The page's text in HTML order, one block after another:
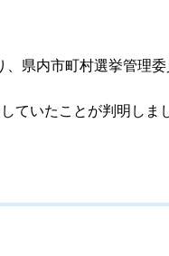
県内市町村選挙管理委
ていたことが判明しま